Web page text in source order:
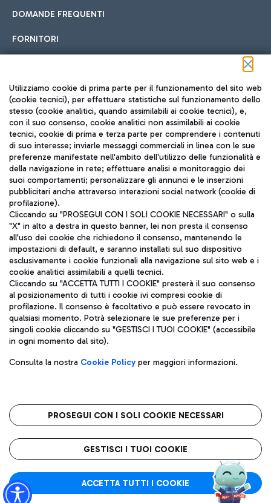
DOMANDE FREQUENTI
FORNITORI
Seguici sui social
TRAVEL JOURNAL
ITA
Aeroporti di Roma S.p.A. - Società soggetta a direzione e
coordinamento di Mundys S.p.A.
Codice fiscale e Registro delle Imprese di Roma 13032990155 P.
IVA 06572251004
Capitale sociale 62.224.743,00 int. vers.
Sede legale: Via Pier Paolo Racchetti 1 - 00054 Fiumicino (RM)
telefono +39 06 65951
Privacy policy
Note legali
Roma FCO
L'aeroporto stellato
Utilizziamo cookie di prima parte per il funzionamento del sito web
(cookie tecnici), per effettuare statistiche sul funzionamento dello
stesso (cookie analitici, quando assimilabili ai cookie tecnici), e,
con il suo consenso, cookie analitici non assimilabili ai cookie
tecnici, cookie di prima e terza parte per comprendere i contenuti
di suo interesse; inviarle messaggi commerciali in linea con le sue
preferenze manifestate nell'ambito dell'utilizzo delle funzionalità e
della navigazione in rete; effettuare analisi e monitoraggio dei
suoi comportamenti; personalizzare gli annunci e le inserzioni
pubblicitari anche attraverso interazioni social network (cookie di
profilazione).
Cliccando su "PROSEGUI CON I SOLI COOKIE NECESSARI" o sulla
"X" in alto a destra in questo banner, lei non presta il consenso
all'uso dei cookie che richiedono il consenso, mantenendo le
impostazioni di default, e saranno installati sul suo dispositivo
esclusivamente i cookie funzionali alla navigazione sul sito web e i
cookie analitici assimilabili a quelli tecnici.
Cliccando su "ACCETTA TUTTI I COOKIE" presterà il suo consenso
al posizionamento di tutti i cookie ivi compresi cookie di
profilazione. Il consenso è facoltativo e può essere revocato in
qualsiasi momento. Potrà selezionare le sue preferenze per i
singoli cookie cliccando su "GESTISCI I TUOI COOKIE" (accessibile
in ogni momento dal sito).
Consulta la nostra Cookie Policyper maggiori informazioni.
PROSEGUI CON I SOLI COOKIE NECESSARI
GESTISCI I TUOI COOKIE
ACCETTA TUTTI I COOKIE